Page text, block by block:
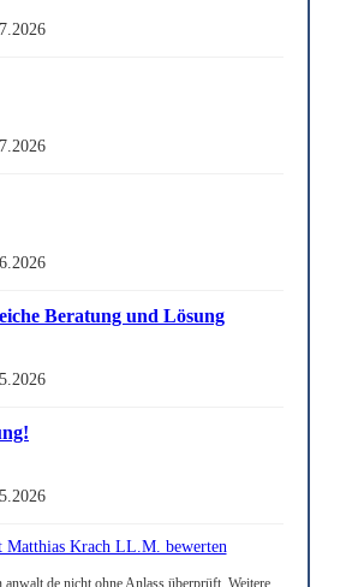
Beratung und Lösung
Matthias Krach LL.M. bewerten
nicht ohne Anlass überprüft. Weitere